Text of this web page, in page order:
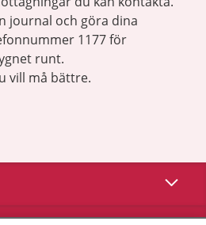
journal och göra dina
1177 för
runt.
vill må bättre.
Visa
Visa